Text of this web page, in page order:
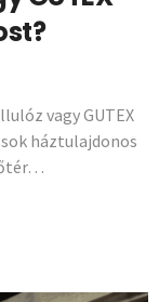
vagy GUTEX
háztulajdonos